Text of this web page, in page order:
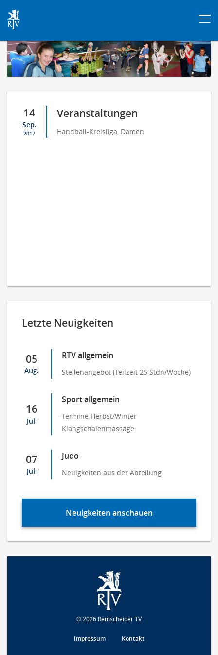
14
Sep.
2017
Veranstaltungen
Handball-Kreisliga, Damen
Letzte Neuigkeiten
05
Aug.
RTV allgemein
Stellenangebot (Teilzeit 25 Stdn/Woche)
16
Juli
Sport allgemein
Termine Herbst/Winter
Klangschalenmassage
07
Juli
Judo
Neuigkeiten aus der Abteilung
Neuigkeiten anschauen
© 2026 Remscheider TV
Impressum Kontakt